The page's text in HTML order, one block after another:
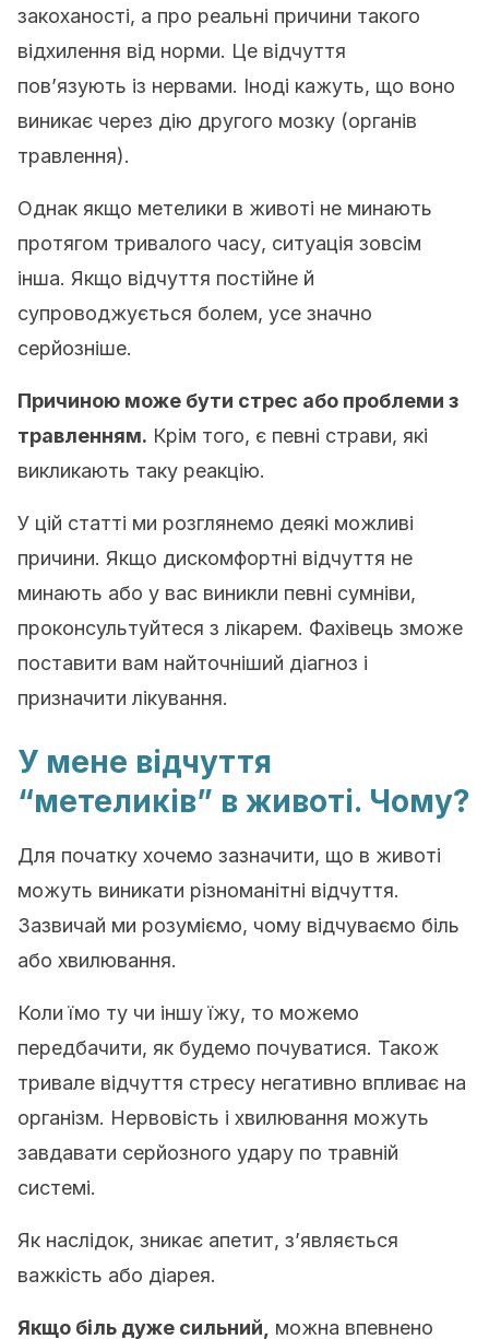
закоханості, а про реальні причини такого
відхилення від норми. Це відчуття
пов’язують із нервами. Іноді кажуть, що воно
виникає через дію другого мозку (органів
травлення).
Однак якщо метелики в животі не минають
протягом тривалого часу, ситуація зовсім
інша. Якщо відчуття постійне й
супроводжується болем, усе значно
серйозніше.
Причиною може бути стрес або проблеми з
травленням. Крім того, є певні страви, які
викликають таку реакцію.
У цій статті ми розглянемо деякі можливі
причини. Якщо дискомфортні відчуття не
минають або у вас виникли певні сумніви,
проконсультуйтеся з лікарем. Фахівець зможе
поставити вам найточніший діагноз і
призначити лікування.
У мене відчуття
“метеликів” в животі. Чому?
Для початку хочемо зазначити, що в животі
можуть виникати різноманітні відчуття.
Зазвичай ми розуміємо, чому відчуваємо біль
або хвилювання.
Коли їмо ту чи іншу їжу, то можемо
передбачити, як будемо почуватися. Також
тривале відчуття стресу негативно впливає на
організм. Нервовість і хвилювання можуть
завдавати серйозного удару по травній
системі.
Як наслідок, зникає апетит, з’являється
важкість або діарея.
Якщо біль дуже сильний,
можна впевнено